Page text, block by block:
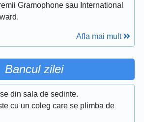
Gramophone sau International
Afla mai mult
Bancul zilei
din sala de sedinte.
cu un coleg care se plimba de